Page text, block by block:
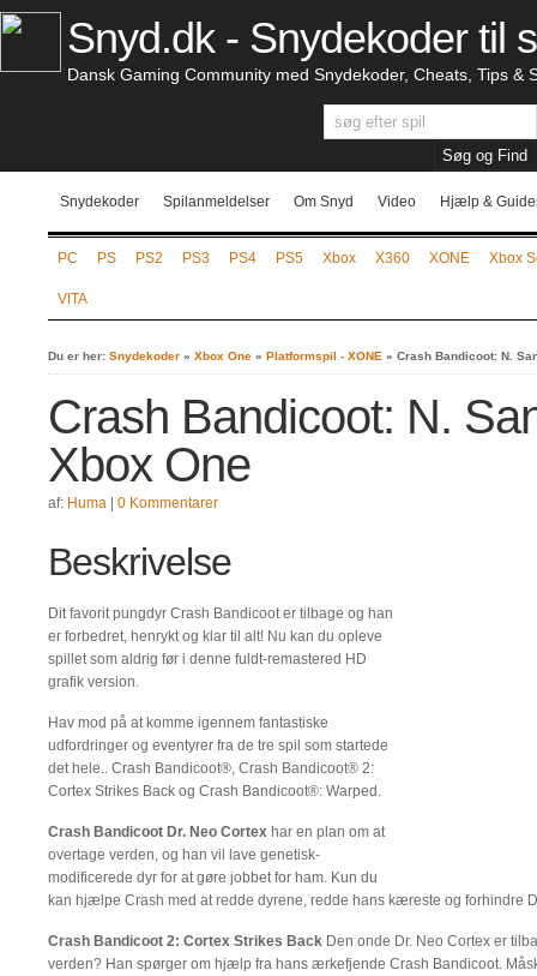
Snyd.dk - Snydekoder til
Dansk Gaming Community med Snydekoder, Cheats, Tips &
Snydekoder Spilanmeldelser Om Snyd Video Hjælp &
PC PS PS2 PS3 PS4 PS5 Xbox X360 XONE Xbox
VITA
Du er her: Snydekoder » Xbox One » Platformspil - XONE » Crash Bandicoot: N.
Crash Bandicoot: N.
Xbox One
af: Huma 0 Kommentarer
Beskrivelse
Dit favorit pungdyr Crash Bandicoot er tilbage og han
er forbedret, henrykt og klar til alt! Nu kan du opleve
spillet som aldrig før i denne fuldt-remastered HD
grafik version.
Hav mod på at komme igennem fantastiske
udfordringer og eventyrer fra de tre spil som startede
det hele.. Crash Bandicoot®, Crash Bandicoot® 2:
Cortex Strikes Back og Crash Bandicoot®: Warped.
Crash Bandicoot Dr. Neo Cortex har en plan om at
overtage verden, og han vil lave genetisk-
modificerede dyr for at gøre jobbet for ham. Kun du
kan hjælpe Crash med at redde dyrene, redde hans kæreste og forhindre
Crash Bandicoot 2: Cortex Strikes Back Den onde Dr. Neo Cortex er
verden? Han spørger om hjælp fra hans ærkefjende Crash Bandicoot.